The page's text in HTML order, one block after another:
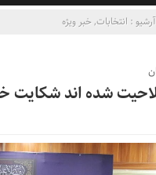
دولتیآرشیو : انتخابات,خبر ویژه
شده اند شکایت